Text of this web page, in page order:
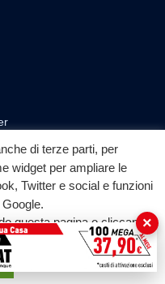
▶
YouTube
diritti riservati
di terze parti, per
widget per ampliare le
Twitter e social e funzioni
questa pagina o cliccando
all'uso dei cookie.
×